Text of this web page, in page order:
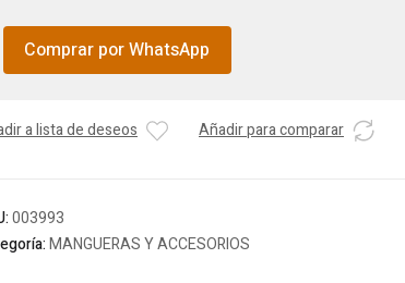
Comprar por WhatsApp
a lista de deseos Añadir para comparar
003993
MANGUERAS Y ACCESORIOS